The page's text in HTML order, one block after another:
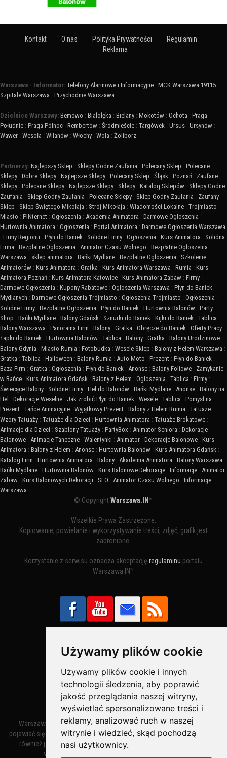
Używamy plików cookie
Używamy plików cookie i innych
technologii śledzenia, aby poprawić
jakość przeglądania naszej witryny,
wyświetlać spersonalizowane treści i
reklamy, analizować ruch w naszej
witrynie i wiedzieć, skąd pochodzą
nasi użytkownicy.
Kontakt O nas Polityka Prywatności
Regulamin
Reklama
Warszawa - Informator: Telefony Alarmowe i Informacyjne : MCK Warszawa 19115 :
Szpitale Warszawa : Przychodnie Warszawa
Dzielnice Warszawy: Bemowo : Białołęka : Bielany : Mokotów : Ochota : Praga-
Południe : Praga-Północ : Rembertów : Śródmieście : Targówek : Ursus : Ursynów :
Wawer : Wesoła : Wilanów : Włochy : Wola : Żoliborz
Partnerzy: Najlepszy Sklep : Sklepy Godne Zaufania : Polecany Sklep : Polecane
Sklepy : Dobre Sklepy : Najlepsze Sklepy : Polecany Sklep : Śląsk : Poznań : Zaufane
Sklepy : Polecane Sklepy : Najlepsze Sklepy : Sklepy : Katalog Sklepów : Sklepy Godne
Zaufania : Sklep Godny Zaufania : Polecane Sklepy : Sklep Godny Zaufania : Zaufany
Sklep : Sklep Świętego Mikołaja : Strój Mikołaja : Wiadomości Lokalne : Trójmiasto :
Miasto : PINternet : Ogłoszenia : Akademia Animatora : Darmowe Ogłoszenia :
Hurtownia Animatora : Ogłoszenia : Portal Animatora : Darmowe Ogłoszenia Warszawa
: Firmy Regionu : Płyn do Baniek : Solidne Firmy : Ogłoszenia : Kurs Animatora : Solidna
Firma : Bezpłatne Ogłoszenia : Animator Czasu Wolnego : Bezpłatne Ogłoszenia
Warszawa : sklep animatora : Bańki Mydlane : Bezpłatne Ogłoszenia : Szkolenie
Animatorów : Kurs Animatora : Gratka : Kurs Animatora Warszawa : Rumia : Kurs
Animatora Poznań : Kurs Animatora Katowice : Kurs Animatora Zabaw : Firmy :
Darmowe Ogłoszenia : Kupony Rabatowe : Ogłoszenia Warszawa : Płyn do Baniek
Mydlanych : Darmowe Ogłoszenia Trójmiasto : Ogłoszenia Trójmiasto : Ogłoszenia :
Solidne Firmy : Bezpłatne Ogłoszenia : Płyn do Baniek : Hurtownia Balonów : Party
Shop : Bańki Mydlane : Balony Gdańsk : Sznurki do Baniek : Kijki do Baniek : Tablica :
Balony Warszawa : Panorama Firm : Balony : Gratka : Obręcze do Baniek : Oferty Pracy :
Łapki do Baniek : Hurtownia Balonów : Tablica : Balony : Gratka : Balony Urodzinowe :
Balony Gdynia : Miasto Rumia : Fotobudka : Wesele Sklep : Balony z Helem Warszawa :
Gratka : Tablica : Halloween : Balony Rumia : Auto Moto : Prezent : Płyn do Baniek :
Baza Firm : Gratka : Ogłoszenia : Płyn do Baniek : Anonse : Balony Foliowe : Zamykanie
w Bańce : Kurs Animatora Gdańsk : Balony z Helem : Ogłoszenia : Tablica : Firmy :
Świecące Balony : Solidne Firmy : Hel do Balonów : Bańki Mydlane : Anonse : Balony na
Hel : Dekoracje Weselne : Jak zrobić Płyn do Baniek : Wesele : Tablica : Pomysł na
Prezent : Tańce Animacyjne : Wyjątkowy Prezent : Balony z Helem Rumia : Tatuaże :
Wzory Tatuaży : Tatuaże dla Dzieci : Hurtownia Animatora : Tatuaże Brokatowe :
Animacje dla Dzieci : Szablony Tatuaży : PartyBox : Animator Seniora : Dekoracje
Balonowe : Animacje Taneczne : Walentynki : Animator : Dekoracje Balonowe : Kurs
Animatora : Balony z Helem : Anonse : Hurtownia Balonów : Kurs Animatora Gdańsk :
Katalog Firm : Hurtownia Animatora : Balony : Akademia Animatora : Balony Warszawa :
Bańki Mydlane : Hurtownia Balonów : Kurs Balonowe Dekoracje : Informacje : Animator
Zabaw : Kurs Balonowych Dekoracji : SEO : Animator Czasu Wolnego : Informacje
Warszawa
© CopyrightWarszawa.IN ™
Wszelkie Prawa Zastrzeżone.
Kopiowanie, powielanie i wykorzystywanie treści, zdjęć, grafik jest
zabronione.
Korzystanie z serwisu oznacza akceptację regulaminu portalu
Warszawa.IN™
Bezpieczne Płatności obsługuje:
Warszawa – miasto stołeczne Warszawa. Nazwa miasta zaczęła
pojawiać się w dokumentach w XIV wieku jako Warszewa, a od XV wieku
również jako Warszowa. Zmiana nazwy na Warszawa w XV wieku
wynikała z mazowieckiej wymowy dialektycznej.